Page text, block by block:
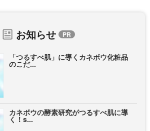
お知らせ
「つるすべ肌」に導くカネボウ化粧品
のこだ...
カネボウの酵素研究がつるすべ肌に導
く！s...